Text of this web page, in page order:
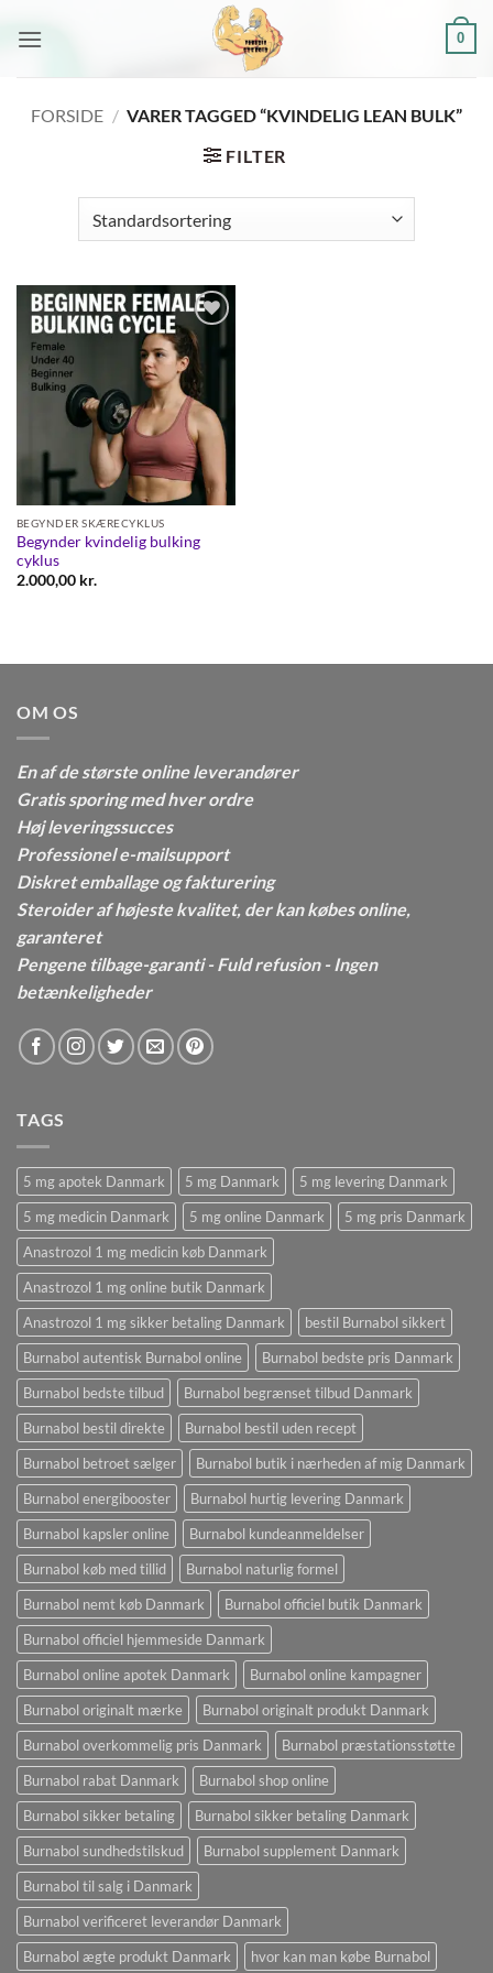
0
FORSIDE / VARER TAGGED “KVINDELIG LEAN BULK”
FILTER
Add to
wishlist
BEGYNDER SKÆRECYKLUS
Begynder kvindelig bulking
cyklus
2.000,00 kr.
OM OS
En af de største online leverandører
Gratis sporing med hver ordre
Høj leveringssucces
Professionel e-mailsupport
Diskret emballage og fakturering
Steroider af højeste kvalitet, der kan købes online,
garanteret
Pengene tilbage-garanti - Fuld refusion - Ingen
betænkeligheder
TAGS
5 mg apotek Danmark 5 mg Danmark
5 mg levering Danmark
5 mg medicin Danmark
5 mg online Danmark
5 mg pris Danmark
Anastrozol 1 mg medicin køb Danmark
Anastrozol 1 mg online butik Danmark
Anastrozol 1 mg sikker betaling Danmark
bestil Burnabol sikkert
Burnabol autentisk Burnabol online
Burnabol bedste pris Danmark
Burnabol bedste tilbud
Burnabol begrænset tilbud Danmark
Burnabol bestil direkte
Burnabol bestil uden recept
Burnabol betroet sælger
Burnabol butik i nærheden af ​​mig Danmark
Burnabol energibooster
Burnabol hurtig levering Danmark
Burnabol kapsler online
Burnabol kundeanmeldelser
Burnabol køb med tillid
Burnabol naturlig formel
Burnabol nemt køb Danmark
Burnabol officiel butik Danmark
Burnabol officiel hjemmeside Danmark
Burnabol online apotek Danmark
Burnabol online kampagner
Burnabol originalt mærke
Burnabol originalt produkt Danmark
Burnabol overkommelig pris Danmark
Burnabol præstationsstøtte
Burnabol rabat Danmark
Burnabol shop online
Burnabol sikker betaling
Burnabol sikker betaling Danmark
Burnabol sundhedstilskud
Burnabol supplement Danmark
Burnabol til salg i Danmark
Burnabol verificeret leverandør Danmark
Burnabol ægte produkt Danmark
hvor kan man købe Burnabol